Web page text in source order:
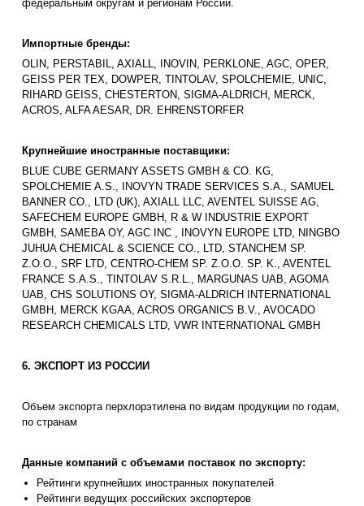
федеральным округам и регионам России.
Импортные бренды:
OLIN, PERSTABIL, AXIALL, INOVIN, PERKLONE, AGC, OPER,
GEISS PER TEX, DOWPER, TINTOLAV, SPOLCHEMIE, UNIC,
RIHARD GEISS, CHESTERTON, SIGMA-ALDRICH, MERCK,
ACROS, ALFA AESAR, DR. EHRENSTORFER
Крупнейшие иностранные поставщики:
BLUE CUBE GERMANY ASSETS GMBH & CO. KG,
SPOLCHEMIE A.S., INOVYN TRADE SERVICES S.A., SAMUEL
BANNER CO., LTD (UK), AXIALL LLC, AVENTEL SUISSE AG,
SAFECHEM EUROPE GMBH, R & W INDUSTRIE EXPORT
GMBH, SAMEBA OY, AGC INC , INOVYN EUROPE LTD, NINGBO
JUHUA CHEMICAL & SCIENCE CO., LTD, STANCHEM SP.
Z.O.O., SRF LTD, CENTRO-CHEM SP. Z.O.O. SP. K., AVENTEL
FRANCE S.A.S., TINTOLAV S.R.L., MARGUNAS UAB, AGOMA
UAB, CHS SOLUTIONS OY, SIGMA-ALDRICH INTERNATIONAL
GMBH, MERCK KGAA, ACROS ORGANICS B.V., AVOCADO
RESEARCH CHEMICALS LTD, VWR INTERNATIONAL GMBH
6. ЭКСПОРТ ИЗ РОССИИ
Объем экспорта перхлорэтилена по видам продукции по годам,
по странам
Данные компаний с объемами поставок по экспорту:
Рейтинги крупнейших иностранных покупателей
Рейтинги ведущих российских экспортеров